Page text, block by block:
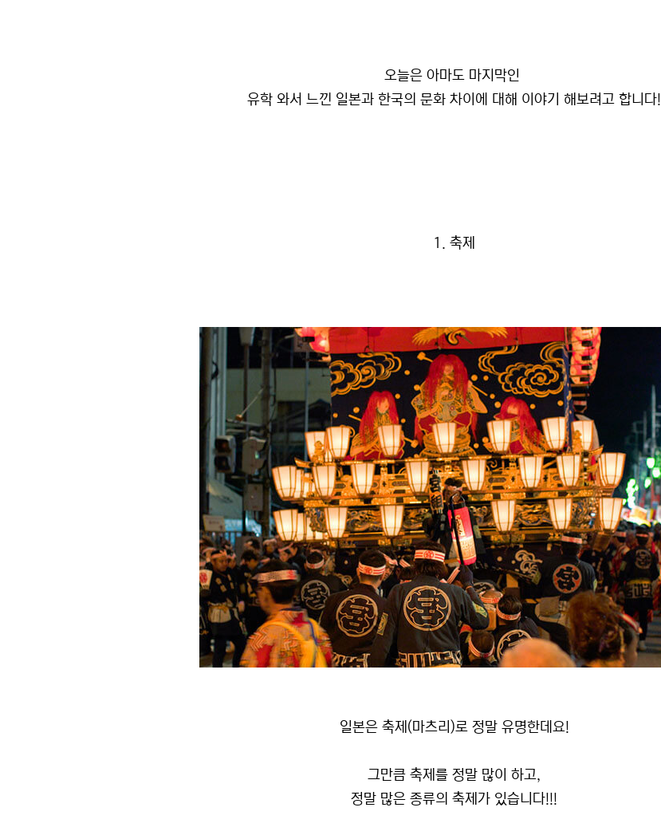
오늘은 아마도 마지막인
유학 와서 느낀 일본과 한국의 문화 차이에 대해 이야기 해보려고 합니다!
1. 축제
일본은 축제(마츠리)로 정말 유명한데요!
그만큼 축제를 정말 많이 하고,
정말 많은 종류의 축제가 있습니다!!!